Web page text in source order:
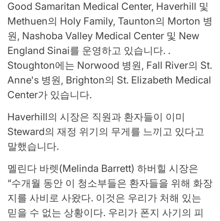
Good Samaritan Medical Center, Haverhill 및
Methuen의 Holy Family, Taunton의 Morton 병
원, Nashoba Valley Medical Center 및 New
England Sinai를 운영하고 있습니다. .
Stoughton에는 Norwood 병원, Fall River의 St.
Anne's 병원, Brighton의 St. Elizabeth Medical
Center가 있습니다.
Haverhill의 시장은 직원과 환자들이 이미
Steward의 재정 위기의 무게를 느끼고 있다고
말했습니다.
멜린다 바렛(Melinda Barrett) 하버힐 시장은
“수개월 동안 이 청소부들은 환자들을 위해 화장
지를 사비로 사왔다. 이것은 우리가 처해 있는
믿을 수 없는 상황이다. 우리가 폰지 사기의 피